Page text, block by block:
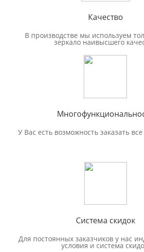
Качество
В производстве мы используем
зеркало наивысшего
У Вас есть возможность заказать
Система скидок
Для постоянных заказчиков у нас
условия и система